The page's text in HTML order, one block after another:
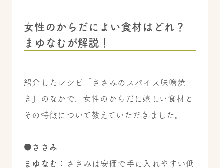
女性のからだによい食材はどれ？
まゆなむが解説！
紹介したレシピ「ささみのスパイス味噌焼
き」のなかで、女性のからだに嬉しい食材と
その特徴について教えていただきました。
●ささみ
まゆなむ：
ささみは安価で手に入れやすい低